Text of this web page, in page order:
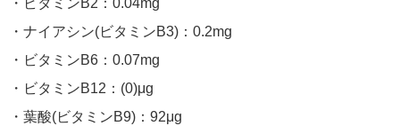
・ビタミンB2：0.04mg
・ナイアシン(ビタミンB3)：0.2mg
・ビタミンB6：0.07mg
・ビタミンB12：(0)μg
・葉酸(ビタミンB9)：92μg